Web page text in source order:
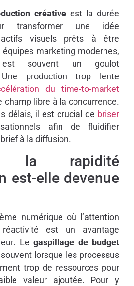
créativeest la durée
transformer une idée
visuels prêts à être
marketing modernes,
souvent un goulot
Une production trop lente
du time-to-market
champ libre à la concurrence.
délais, il est crucial de briser
afin de fluidifier
à la diffusion.
la rapidité
est-elle devenue
numérique où l’attention
est un avantage
Legaspillage de budget
lorsque les processus
trop de ressources pour
valeur ajoutée. Pour y